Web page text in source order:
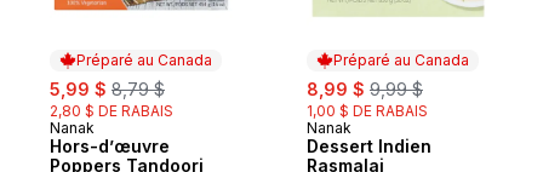
Préparé au Canada
sale:
5,99 $ , formerly:
8,79 $
2,80 $ DE RABAIS
Préparé au Canada
Nanak
Hors-d’œuvre
Poppers Tandoori
Préparé au Canada
sale:
8,99 $ , formerly:
9,99 $
1,00 $ DE RABAIS
Préparé au Canada
Nanak
Dessert Indien
Rasmalai